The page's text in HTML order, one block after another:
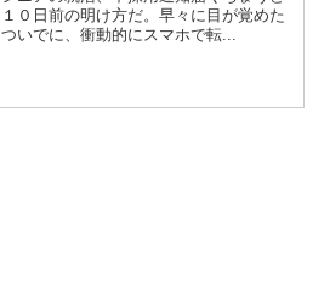
１０日前の明け方だ。早々に目が覚めた
ついでに、衝動的にスマホで転...